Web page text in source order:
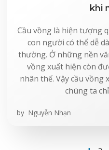
khi
Cầu vồng là hiện tượng
con người có thể dễ
thường. Ở những nền
vồng xuất hiện còn
nhân thế. Vậy cầu vồng
chúng ta
by Nguyễn Nhạn